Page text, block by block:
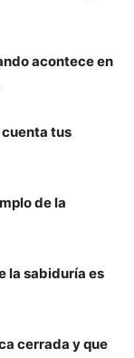
acontece en
cuenta tus
de la
la sabiduría es
cerrada y que